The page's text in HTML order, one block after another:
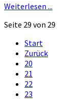
Weiterlesen ...
Seite 29 von 29
Start
Zurück
20
21
22
23